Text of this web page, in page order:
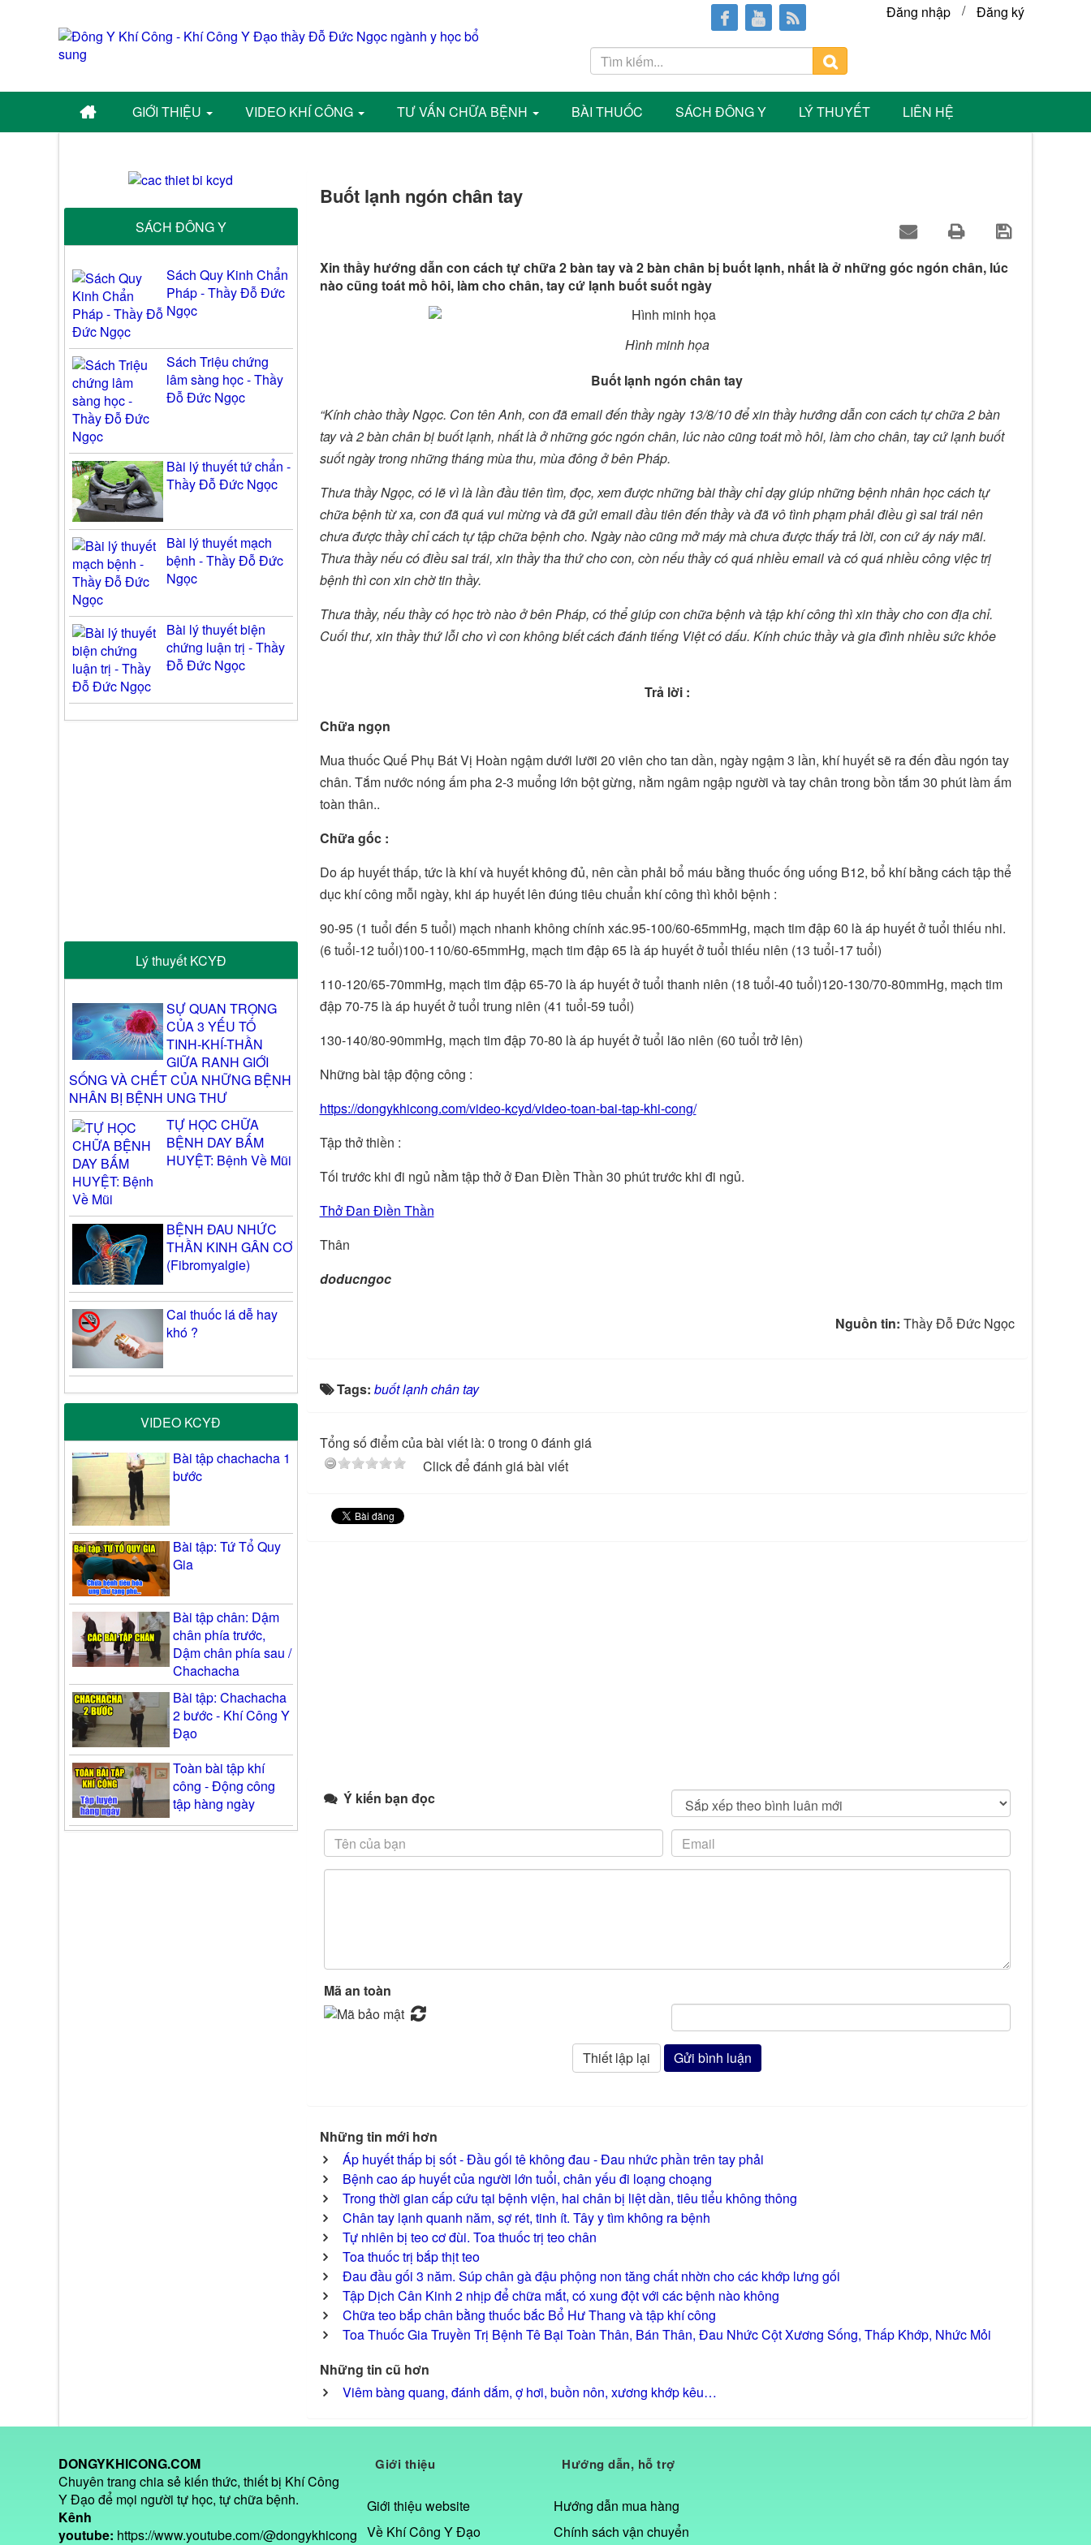
Đăng nhập / Đăng ký
GIỚI THIỆU VIDEO KHÍ CÔNG TƯ VẤN CHỮA BỆNH BÀI THUỐC SÁCH ĐÔNG Y LÝ THUYẾT LIÊN HỆ
Buốt lạnh ngón chân tay
Xin thầy hướng dẫn con cách tự chữa 2 bàn tay và 2 bàn chân bị buốt lạnh, nhất là ở những góc ngón chân, lúc
nào cũng toát mồ hôi, làm cho chân, tay cứ lạnh buốt suốt ngày
Hình minh họa
Buốt lạnh ngón chân tay
“Kính chào thầy Ngọc. Con tên Anh, con đã email đến thầy ngày 13/8/10 để xin thầy hướng dẫn con cách tự chữa 2 bàn
tay và 2 bàn chân bị buốt lạnh, nhất là ở những góc ngón chân, lúc nào cũng toát mồ hôi, làm cho chân, tay cứ lạnh buốt
suốt ngày trong những tháng mùa thu, mùa đông ở bên Pháp.
Thưa thầy Ngọc, có lẽ vì là lần đầu tiên tìm, đọc, xem được những bài thầy chỉ dạy giúp những bệnh nhân học cách tự
chữa bệnh từ xa, con đã quá vui mừng và đã gửi email đầu tiên đến thầy và đã vô tình phạm phải điều gì sai trái nên
chưa được thầy chỉ cách tự tập chữa bệnh cho. Ngày nào cũng mở máy mà chưa được thấy trả lời, con cứ áy náy mãi.
Thưa thầy nếu có điều sai trái, xin thầy tha thứ cho con, còn nếu thầy có quá nhiều email và có quá nhiều công việc trị
bệnh thì con xin chờ tin thầy.
Thưa thầy, nếu thầy có học trò nào ở bên Pháp, có thể giúp con chữa bệnh và tập khí công thì xin thầy cho con địa chỉ.
Cuối thư, xin thầy thứ lỗi cho vì con không biết cách đánh tiếng Việt có dấu. Kính chúc thầy và gia đình nhiều sức khỏe
Trả lời :
Chữa ngọn
Mua thuốc Quế Phụ Bát Vị Hoàn ngậm dưới lưỡi 20 viên cho tan dần, ngày ngậm 3 lần, khí huyết sẽ ra đến đầu ngón tay
chân. Tắm nước nóng ấm pha 2-3 muổng lớn bột gừng, nằm ngâm ngập người và tay chân trong bồn tắm 30 phút làm ấm
toàn thân..
Chữa gốc :
Do áp huyết thấp, tức là khí và huyết không đủ, nên cần phải bổ máu bằng thuốc ống uống B12, bổ khí bằng cách tập thể
dục khí công mỗi ngày, khi áp huyết lên đúng tiêu chuẩn khí công thì khỏi bệnh :
90-95 (1 tuổi đến 5 tuổi) mạch nhanh không chính xác.95-100/60-65mmHg, mạch tim đập 60 là áp huyết ở tuổi thiếu nhi.
(6 tuổi-12 tuổi)100-110/60-65mmHg, mạch tim đập 65 là áp huyết ở tuổi thiếu niên (13 tuổi-17 tuổi)
110-120/65-70mmHg, mạch tim đập 65-70 là áp huyết ở tuổi thanh niên (18 tuổi-40 tuổi)120-130/70-80mmHg, mạch tim
đập 70-75 là áp huyết ở tuổi trung niên (41 tuổi-59 tuổi)
130-140/80-90mmHg, mạch tim đập 70-80 là áp huyết ở tuổi lão niên (60 tuổi trở lên)
Những bài tập động công :
https://dongykhicong.com/video-kcyd/video-toan-bai-tap-khi-cong/
Tập thở thiền :
Tối trước khi đi ngủ nằm tập thở ở Đan Điền Thần 30 phút trước khi đi ngủ.
Thở Đan Điền Thần
Thân
doducngoc
Nguồn tin: Thầy Đỗ Đức Ngọc
Tags: buốt lạnh chân tay
Tổng số điểm của bài viết là: 0 trong 0 đánh giá
Click để đánh giá bài viết
Ý kiến bạn đọc
Mã an toàn
Những tin mới hơn
Áp huyết thấp bị sốt - Đầu gối tê không đau - Đau nhức phần trên tay phải
Bệnh cao áp huyết của người lớn tuổi, chân yếu đi loạng choạng
Trong thời gian cấp cứu tại bệnh viện, hai chân bị liệt dần, tiêu tiểu không thông
Chân tay lạnh quanh năm, sợ rét, tinh ít. Tây y tìm không ra bệnh
Tự nhiên bị teo cơ đùi. Toa thuốc trị teo chân
Toa thuốc trị bắp thịt teo
Đau đầu gối 3 năm. Súp chân gà đậu phộng non tăng chất nhờn cho các khớp lưng gối
Tập Dịch Cân Kinh 2 nhịp để chữa mắt, có xung đột với các bệnh nào không
Chữa teo bắp chân bằng thuốc bắc Bổ Hư Thang và tập khí công
Toa Thuốc Gia Truyền Trị Bệnh Tê Bại Toàn Thân, Bán Thân, Đau Nhức Cột Xương Sống, Thấp Khớp, Nhức Mỏi
Những tin cũ hơn
Viêm bàng quang, đánh dắm, ợ hơi, buồn nôn, xương khớp kêu…
SÁCH ĐÔNG Y
Sách Quy Kinh Chẩn
Pháp - Thầy Đỗ Đức
Ngọc
Sách Triệu chứng
lâm sàng học - Thầy
Đỗ Đức Ngọc
Bài lý thuyết tứ chẩn -
Thầy Đỗ Đức Ngọc
Bài lý thuyết mạch
bệnh - Thầy Đỗ Đức
Ngọc
Bài lý thuyết biện
chứng luận trị - Thầy
Đỗ Đức Ngọc
Lý thuyết KCYĐ
SỰ QUAN TRỌNG
CỦA 3 YẾU TỐ
TINH-KHÍ-THẦN
GIỮA RANH GIỚI
SỐNG VÀ CHẾT CỦA NHỮNG BỆNH
NHÂN BỊ BỆNH UNG THƯ
TỰ HỌC CHỮA
BỆNH DAY BẤM
HUYỆT: Bệnh Về Mũi
BỆNH ĐAU NHỨC
THẦN KINH GÂN CƠ
(Fibromyalgie)
Cai thuốc lá dễ hay
khó ?
VIDEO KCYĐ
Bài tập chachacha 1
bước
Bài tập: Tứ Tổ Quy
Gia
Bài tập chân: Dậm
chân phía trước,
Dậm chân phía sau /
Chachacha
Bài tập: Chachacha
2 bước - Khí Công Y
Đạo
Toàn bài tập khí
công - Động công
tập hàng ngày
DONGYKHICONG.COM
Chuyên trang chia sẻ kiến thức, thiết bị Khí Công
Y Đạo để mọi người tự học, tự chữa bệnh.
Kênh
youtube: https://www.youtube.com/@dongykhicong
Giới thiệu
Giới thiệu website
Về Khí Công Y Đạo
Hướng dẫn, hỗ trợ
Hướng dẫn mua hàng
Chính sách vận chuyển